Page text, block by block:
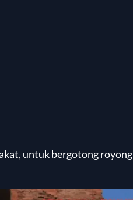
untuk bergotong royong